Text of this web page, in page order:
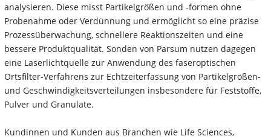
analysieren. Diese misst Partikelgrößen und -formen ohne
Probenahme oder Verdünnung und ermöglicht so eine präzise
Prozessüberwachung, schnellere Reaktionszeiten und eine
bessere Produktqualität. Sonden von Parsum nutzen dagegen
eine Laserlichtquelle zur Anwendung des faseroptischen
Ortsfilter-Verfahrens zur Echtzeiterfassung von Partikelgrößen-
und Geschwindigkeitsverteilungen insbesondere für Feststoffe,
Pulver und Granulate.
Kundinnen und Kunden aus Branchen wie Life Sciences,